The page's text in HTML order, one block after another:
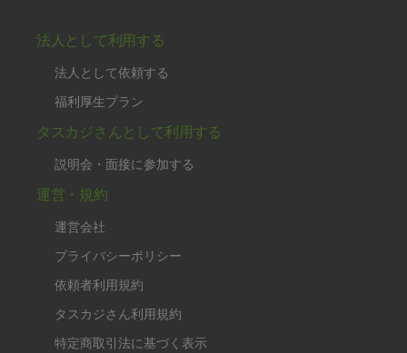
法人として利用する
法人として依頼する
福利厚生プラン
タスカジさんとして利用する
説明会・面接に参加する
運営・規約
運営会社
プライバシーポリシー
依頼者利用規約
タスカジさん利用規約
特定商取引法に基づく表示